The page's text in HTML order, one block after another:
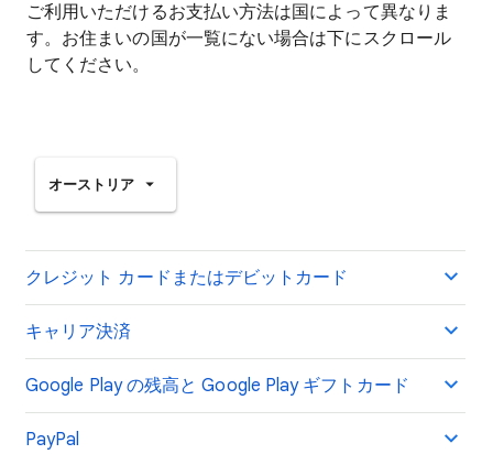
ご利用いただけるお支払い方法は国によって異なりま
す。お住まいの国が一覧にない場合は下にスクロール
してください。
オーストリア
クレジット カードまたはデビットカード
キャリア決済
Google Play の残高と Google Play ギフトカード
PayPal